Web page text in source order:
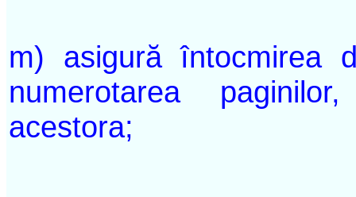
m) asigură întocmirea
numerotarea
acestora;